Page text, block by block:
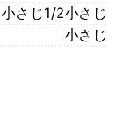
小さじ1/2小さじ
小さじ